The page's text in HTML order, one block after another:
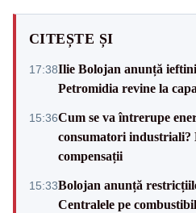
CITEȘTE ȘI
17:38Ilie Bolojan anunță
Petromidia revine la
15:36Cum se va întrerupe
consumatori industriali?
compensații
15:33Bolojan anunță
Centralele pe